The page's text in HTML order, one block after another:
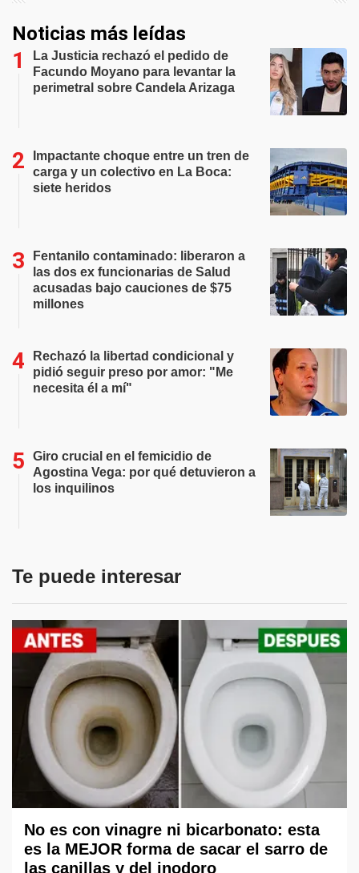
Noticias más leídas
La Justicia rechazó el pedido de
Facundo Moyano para levantar la
perimetral sobre Candela Arizaga
Impactante choque entre un tren de
carga y un colectivo en La Boca:
siete heridos
Fentanilo contaminado: liberaron a
las dos ex funcionarias de Salud
acusadas bajo cauciones de $75
millones
Rechazó la libertad condicional y
pidió seguir preso por amor: "Me
necesita él a mí"
Giro crucial en el femicidio de
Agostina Vega: por qué detuvieron a
los inquilinos
Te puede interesar
No es con vinagre ni bicarbonato: esta
es la MEJOR forma de sacar el sarro de
las canillas y del inodoro